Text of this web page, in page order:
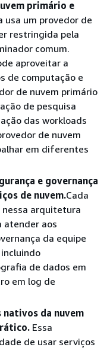
primário e
usa um provedor de
restringida pela
comum.
aproveitar a
de computação e
de nuvem primário
de pesquisa
das workloads
de nuvem
em diferentes
e governança
de nuvem.Cada
arquitetura
atender aos
da equipe
de dados em
em log de
da nuvem
Essa
de usar serviços